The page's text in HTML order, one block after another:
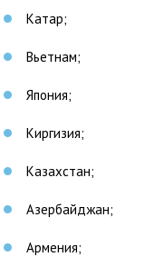
Катар;
Вьетнам;
Япония;
Киргизия;
Казахстан;
Азербайджан;
Армения;